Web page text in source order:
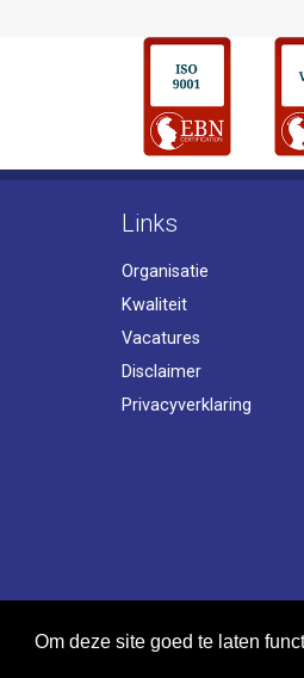
Om deze site goed te laten
Links
Organisatie
Kwaliteit
Vacatures
Disclaimer
Privacyverklaring